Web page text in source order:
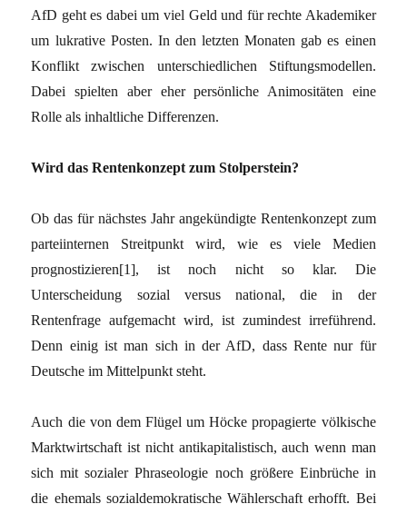
AfD geht es dabei um viel Geld und für rechte Akademiker
um lukrative Posten. In den letzten Monaten gab es einen
Konflikt zwischen unterschiedlichen Stiftungsmodellen.
Dabei spielten aber eher persönliche Animositäten eine
Rolle als inhaltliche Differenzen.
Wird das Rentenkonzept zum Stolperstein?
Ob das für nächstes Jahr angekündigte Rentenkonzept zum
parteiinternen Streitpunkt wird, wie es viele Medien
prognostizieren[1], ist noch nicht so klar. Die
Unterscheidung sozial versus national, die in der
Rentenfrage aufgemacht wird, ist zumindest irreführend.
Denn einig ist man sich in der AfD, dass Rente nur für
Deutsche im Mittelpunkt steht.
Auch die von dem Flügel um Höcke propagierte völkische
Marktwirtschaft ist nicht antikapitalistisch, auch wenn man
sich mit sozialer Phraseologie noch größere Einbrüche in
die ehemals sozialdemokratische Wählerschaft erhofft. Bei